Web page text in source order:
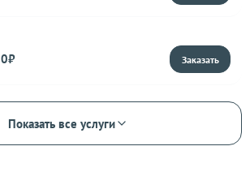
Показать все услуги